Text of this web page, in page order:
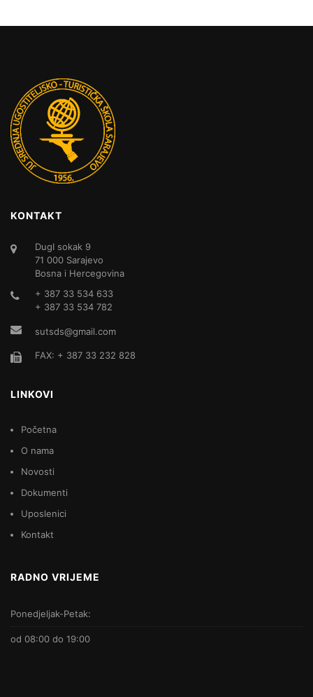
KONTAKT
DugI sokak 9
71 000 Sarajevo
Bosna i Hercegovina
+ 387 33 534 633
+ 387 33 534 782
sutsds@gmail.com
FAX: + 387 33 232 828
LINKOVI
Početna
O nama
Novosti
Dokumenti
Uposlenici
Kontakt
RADNO VRIJEME
Ponedjeljak-Petak:
od 08:00 do 19:00